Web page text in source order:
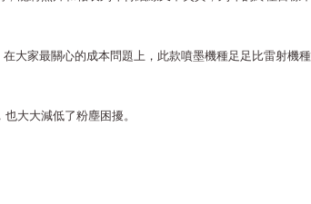
大家最關心的成本問題上，此款噴墨機種足足比雷射機
大大減低了粉塵困擾。